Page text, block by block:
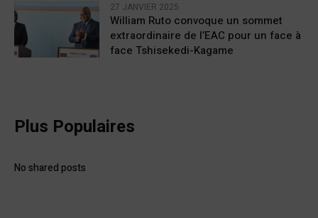
27 JANVIER 2025
William Ruto convoque un sommet
extraordinaire de l’EAC pour un face à
face Tshisekedi-Kagame
Plus Populaires
No shared posts